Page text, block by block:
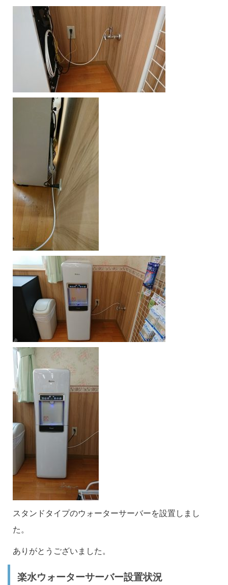
スタンドタイプのウォーターサーバーを設置しまし
た。
ありがとうございました。
楽水ウォーターサーバー設置状況